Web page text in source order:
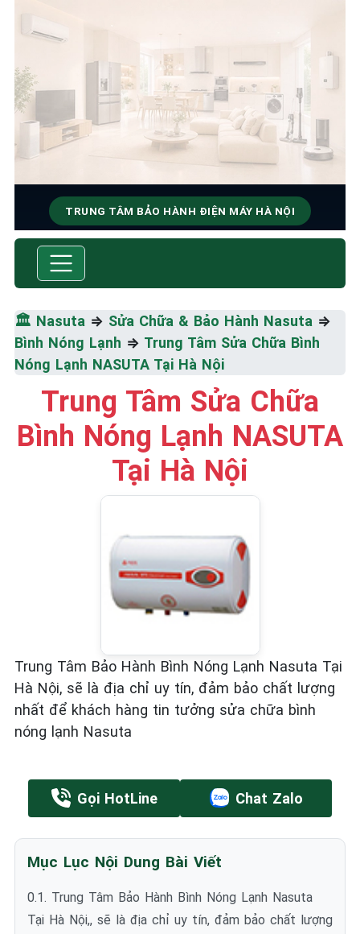
TRUNG TÂM BẢO HÀNH ĐIỆN MÁY HÀ NỘI
SỬA CHỮA & BẢO HÀNH
Thiểu
☎️ 09.86.85.89.22
🏛️ Nasuta ⇒ Sửa Chữa & Bảo Hành Nasuta ⇒
Bình Nóng Lạnh ⇒ Trung Tâm Sửa Chữa Bình
Nóng Lạnh NASUTA Tại Hà Nội
Trung Tâm Sửa Chữa
Bình Nóng Lạnh NASUTA
Tại Hà Nội
Trung Tâm Bảo Hành Bình Nóng Lạnh Nasuta Tại
Hà Nội, sẽ là địa chỉ uy tín, đảm bảo chất lượng
nhất để khách hàng tin tưởng sửa chữa bình
nóng lạnh Nasuta
Gọi HotLine Chat Zalo
Mục Lục Nội Dung Bài Viết
0.1. Trung Tâm Bảo Hành Bình Nóng Lạnh Nasuta
Tại Hà Nội,, sẽ là địa chỉ uy tín, đảm bảo chất lượng